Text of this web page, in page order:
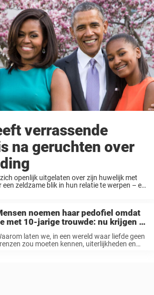
verrassende
na geruchten over
openlijk uitgelaten over zijn huwelijk met
een zeldzame blik in hun relatie te werpen – en
noemen haar pedofiel omdat
met 10-jarige trouwde: nu krijgen ze
drieling
laten we, in een wereld waar liefde geen
zou moeten kennen, uiterlijkheden en